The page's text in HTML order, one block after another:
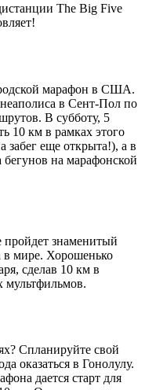
The Big Five
марафон в США.
в Сент-Пол по
В субботу, 5
10 км в рамках этого
забег еще открыта!), а в
бегунов на марафонской
пройдет знаменитый
в мире. Хорошенько
сделав 10 км в
мультфильмов.
Спланируйте свой
оказаться в Гонолулу.
дается старт для